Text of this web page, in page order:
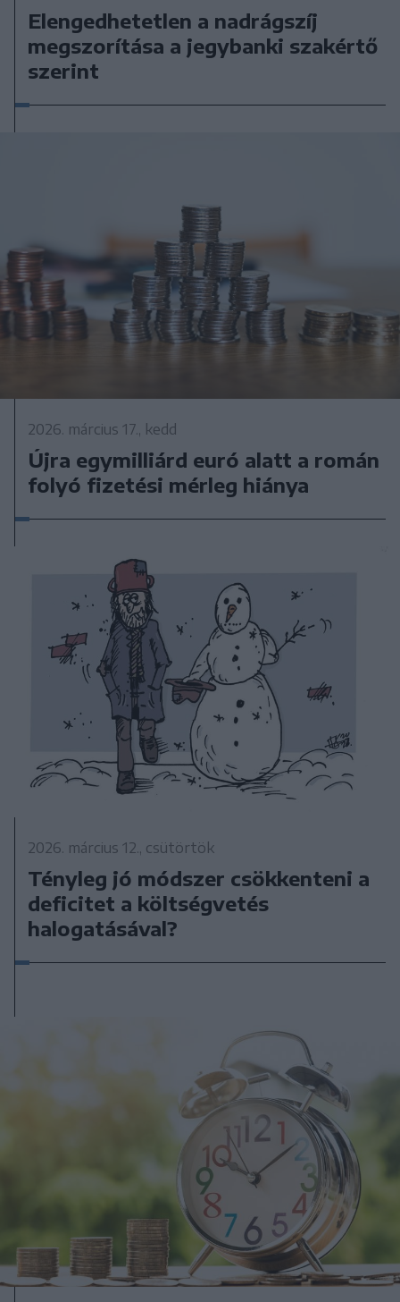
Elengedhetetlen a nadrágszíj
megszorítása a jegybanki szakértő
szerint
2026. március 17., kedd
Újra egymilliárd euró alatt a román
folyó fizetési mérleg hiánya
2026. március 12., csütörtök
Tényleg jó módszer csökkenteni a
deficitet a költségvetés
halogatásával?